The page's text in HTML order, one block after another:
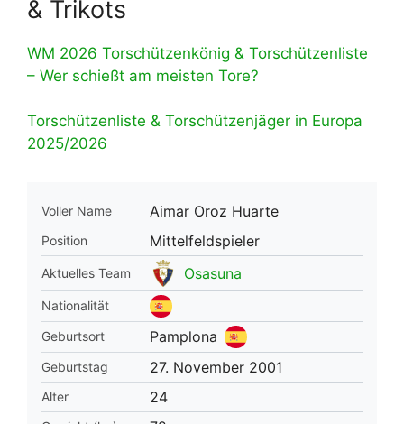
& Trikots
WM 2026 Torschützenkönig & Torschützenliste
– Wer schießt am meisten Tore?
Torschützenliste & Torschützenjäger in Europa
2025/2026
Voller Name Aimar Oroz Huarte
Position Mittelfeldspieler
Aktuelles Team Osasuna
Nationalität
Geburtsort
Pamplona
Geburtstag 27. November 2001
Alter 24